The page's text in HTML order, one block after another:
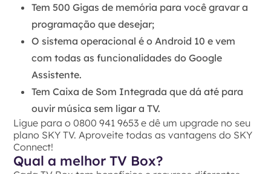
Tem 500 Gigas de memória para você gravar a
programação que desejar;
O sistema operacional é o Android 10 e vem
com todas as funcionalidades do Google
Assistente.
Tem Caixa de Som Integrada que dá até para
ouvir música sem ligar a TV.
Ligue para o 0800 941 9653 e dê um upgrade no seu
plano SKY TV. Aproveite todas as vantagens do SKY
Connect!
Qual a melhor TV Box?